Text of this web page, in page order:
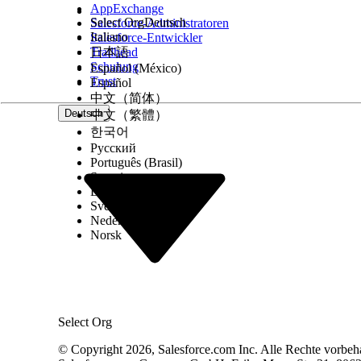
AppExchange
Salesforce-Administratoren
Salesforce-Entwickler
Trailhead
Schulung
Trust
Deutsch
Select Org
Select OrgDeutsch
Italiano
日本語
Español (México)
Español
中文（简体）
中文（繁體）
한국어
Русский
Português (Brasil)
Suomi
Dansk
Svenska
Nederlands
Norsk
© Copyright 2026, Salesforce.com Inc. Alle Rechte